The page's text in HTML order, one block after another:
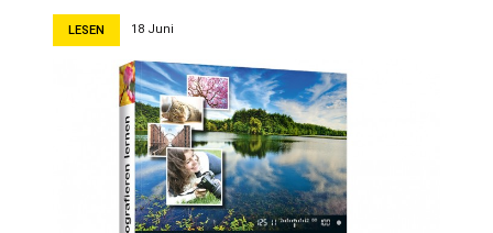
LESEN 18 Juni